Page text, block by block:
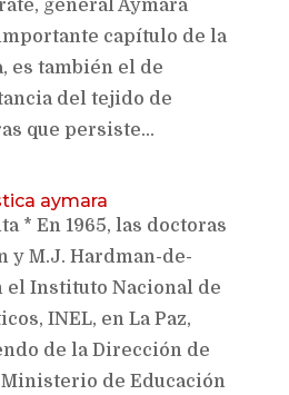
general Aymara
capítulo de la
es también el de
del tejido de
que persiste...
aymara
* En 1965, las doctoras
y M.J. Hardman-de-
el Instituto Nacional de
INEL, en La Paz,
de la Dirección de
de Educación